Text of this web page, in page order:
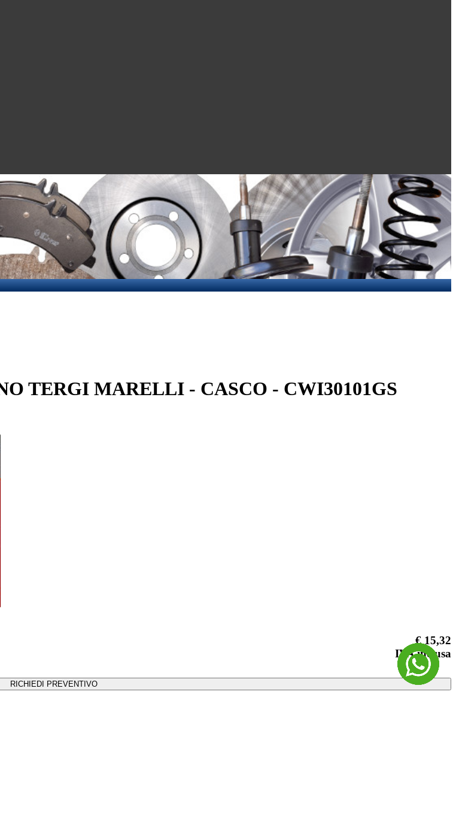
TERGI MARELLI - CASCO - CWI30101GS
€ 15,32
IVA inclusa
RICHIEDI PREVENTIVO